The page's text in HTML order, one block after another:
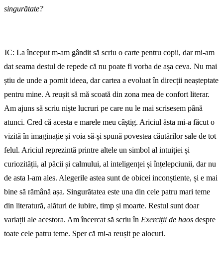
singurătate?
IC: La început m-am gândit să scriu o carte pentru copii, dar mi-am
dat seama destul de repede că nu poate fi vorba de așa ceva. Nu mai
știu de unde a pornit ideea, dar cartea a evoluat în direcții neașteptate
pentru mine. A reușit să mă scoată din zona mea de confort literar.
Am ajuns să scriu niște lucruri pe care nu le mai scrisesem până
atunci. Cred că acesta e marele meu câștig. Ariciul ăsta mi-a făcut o
vizită în imaginație și voia să-și spună povestea căutărilor sale de tot
felul. Ariciul reprezintă printre altele un simbol al intuiției și
curiozității, al păcii și calmului, al inteligenței și înțelepciunii, dar nu
de asta l-am ales. Alegerile astea sunt de obicei inconștiente, și e mai
bine să rămână așa. Singurătatea este una din cele patru mari teme
din literatură, alături de iubire, timp și moarte. Restul sunt doar
variații ale acestora. Am încercat să scriu în Exerciții de haos despre
toate cele patru teme. Sper că mi-a reușit pe alocuri.